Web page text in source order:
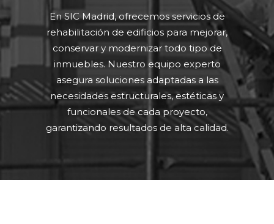
En SIC Madrid, ofrecemos servicios de
rehabilitación de edificios para mejorar,
conservar y modernizar todo tipo de
inmuebles. Nuestro equipo experto
asegura soluciones adaptadas a las
necesidades estructurales, estéticas y
funcionales de cada proyecto,
garantizando resultados de alta calidad.